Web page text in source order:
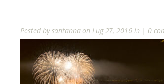
Posted bysantanna on Lug 27, 2016 in | 0